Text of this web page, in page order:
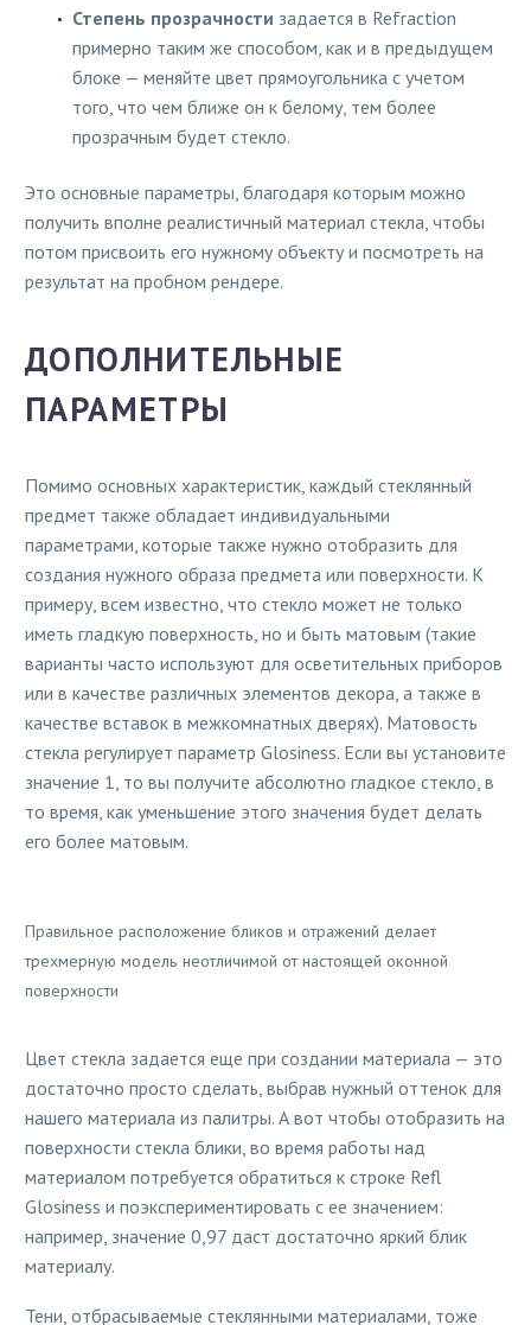
Степень прозрачности задается в Refraction
примерно таким же способом, как и в предыдущем
блоке — меняйте цвет прямоугольника с учетом
того, что чем ближе он к белому, тем более
прозрачным будет стекло.
Это основные параметры, благодаря которым можно
получить вполне реалистичный материал стекла, чтобы
потом присвоить его нужному объекту и посмотреть на
результат на пробном рендере.
ДОПОЛНИТЕЛЬНЫЕ
ПАРАМЕТРЫ
Помимо основных характеристик, каждый стеклянный
предмет также обладает индивидуальными
параметрами, которые также нужно отобразить для
создания нужного образа предмета или поверхности. К
примеру, всем известно, что стекло может не только
иметь гладкую поверхность, но и быть матовым (такие
варианты часто используют для осветительных приборов
или в качестве различных элементов декора, а также в
качестве вставок в межкомнатных дверях). Матовость
стекла регулирует параметр Glosiness. Если вы установите
значение 1, то вы получите абсолютно гладкое стекло, в
то время, как уменьшение этого значения будет делать
его более матовым.
Правильное расположение бликов и отражений делает
трехмерную модель неотличимой от настоящей оконной
поверхности
Цвет стекла задается еще при создании материала — это
достаточно просто сделать, выбрав нужный оттенок для
нашего материала из палитры. А вот чтобы отобразить на
поверхности стекла блики, во время работы над
материалом потребуется обратиться к строке Refl
Glosiness и поэкспериментировать с ее значением:
например, значение 0,97 даст достаточно яркий блик
материалу.
Тени, отбрасываемые стеклянными материалами, тоже